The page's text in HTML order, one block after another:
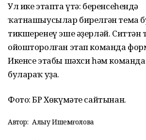
Ул ике этапта үтә: беренсеһендә
ҡатнашыусылар бирелгән тема
тикшеренеү эше әҙерләй. Ситтән
ойошторолған этап команда
Икенсе этабы шәхси һәм
булараҡ уҙа.
Фото: БР Хөкүмәте сайтынан.
Автор: Алһыу Ишемғолова